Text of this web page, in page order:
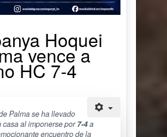
Hoquei
vence a
HC 7-4
Palma se ha llevado
casa al imponerse por7-4a
encuentro de la